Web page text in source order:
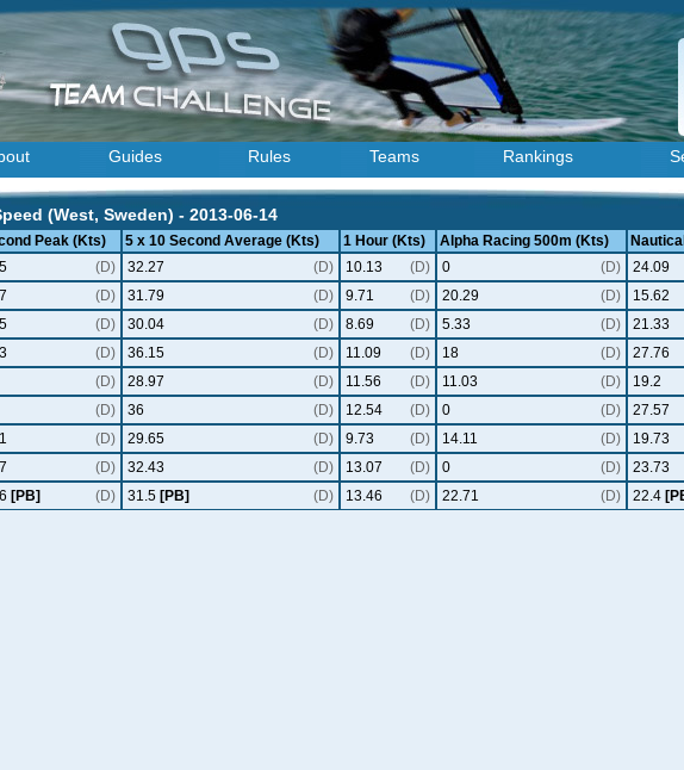
Guides Rules Teams Rankings
(West, Sweden) - 2013-06-14
Peak (Kts) 5 x 10 Second Average (Kts) 1 Hour (Kts) Alpha Racing 500m (Kts)
(D) 32.27 (D) 10.13 (D) 0 (D) 24.09
(D) 31.79 (D) 9.71 (D) 20.29 (D) 15.62
(D) 30.04 (D) 8.69 (D) 5.33 (D) 21.33
(D) 36.15 (D) 11.09 (D) 18 (D) 27.76
(D) 28.97 (D) 11.56 (D) 11.03 (D) 19.2
(D) 36 (D) 12.54 (D) 0 (D) 27.57
(D) 29.65 (D) 9.73 (D) 14.11 (D) 19.73
(D) 32.43 (D) 13.07 (D) 0 (D) 23.73
[PB] (D) 31.5 [PB] (D) 13.46 (D) 22.71 (D) 22.4